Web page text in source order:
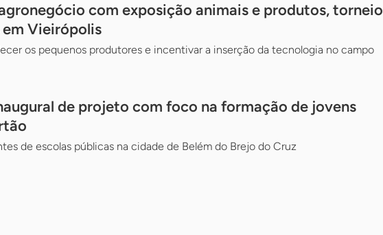
com exposição animais e produtos, torneio
Vieirópolis
os pequenos produtores e incentivar a inserção da tecnologia no campo
de projeto com foco na formação de jovens
de escolas públicas na cidade de Belém do Brejo do Cruz